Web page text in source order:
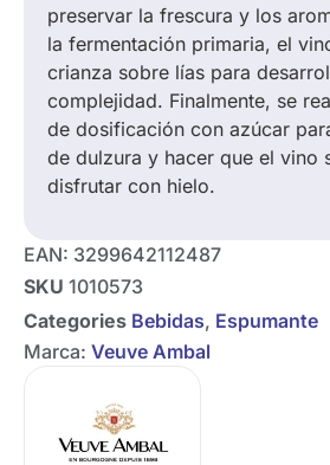
preservar la frescura y los
la fermentación primaria, el
crianza sobre lías para
complejidad. Finalmente, se
de dosificación con azúcar
de dulzura y hacer que el vino
disfrutar con hielo.
EAN: 3299642112487
SKU 1010573
Categories Bebidas, Espumante
Marca: Veuve Ambal